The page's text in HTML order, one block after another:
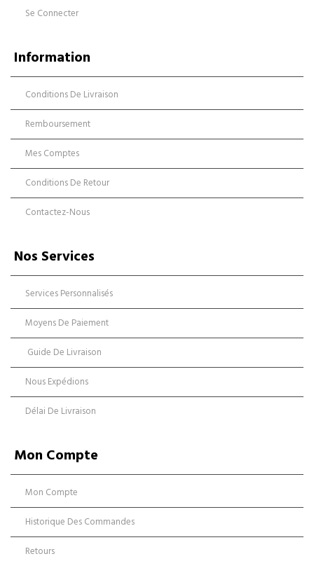
Se Connecter
Information
Conditions De Livraison
Remboursement
Mes Comptes
Conditions De Retour
Contactez-Nous
Nos Services
Services Personnalisés
Moyens De Paiement
Guide De Livraison
Nous Expédions
Délai De Livraison
Mon Compte
Mon Compte
Historique Des Commandes
Retours